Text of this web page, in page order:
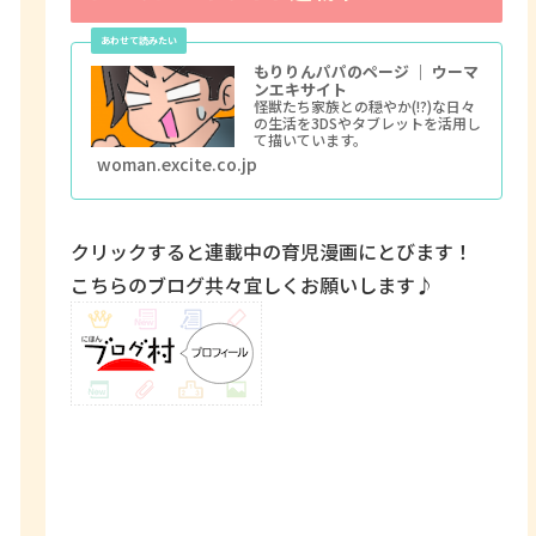
もりりんパパのページ ｜ ウーマ
ンエキサイト
怪獣たち家族との穏やか(!?)な日々
の生活を3DSやタブレットを活用し
て描いています。
woman.excite.co.jp
クリックすると連載中の育児漫画にとびます！
こちらのブログ共々宜しくお願いします♪